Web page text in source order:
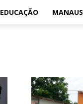
EDUCAÇÃO MANAUS